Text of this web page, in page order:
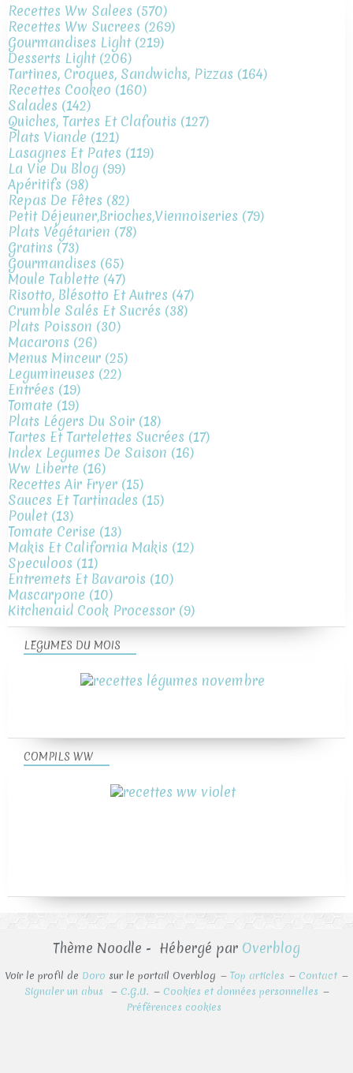
Recettes Ww Salees (570)
Recettes Ww Sucrees (269)
Gourmandises Light(219)
Desserts Light(206)
Tartines, Croques, Sandwichs, Pizzas (164)
Recettes Cookeo (160)
Salades (142)
Quiches, Tartes Et Clafoutis (127)
Plats Viande (121)
Lasagnes Et Pates (119)
La Vie Du Blog (99)
Apéritifs (98)
Repas De Fêtes (82)
Petit Déjeuner,brioches,viennoiseries (79)
Plats Végétarien (78)
Gratins (73)
Gourmandises (65)
Moule Tablette (47)
Risotto, Blésotto Et Autres (47)
Crumble Salés Et Sucrés (38)
Plats Poisson (30)
Macarons (26)
Menus Minceur (25)
Legumineuses (22)
Entrées (19)
Tomate (19)
Plats Légers Du Soir (18)
Tartes Et Tartelettes Sucrées (17)
Index Legumes De Saison (16)
Ww Liberte (16)
Recettes Air Fryer (15)
Sauces Et Tartinades (15)
Poulet(13)
Tomate Cerise (13)
Makis Et California Makis (12)
Speculoos (11)
Entremets Et Bavarois (10)
Mascarpone (10)
Kitchenaid Cook Processor (9)
LEGUMES DU MOIS
COMPILS WW
Thème Noodle - Hébergé par Overblog
Voir le profil de Doro sur le portail Overblog Top articles
Contact
Signaler un abus
C.G.U.
Cookies et données personnelles
Préférences cookies